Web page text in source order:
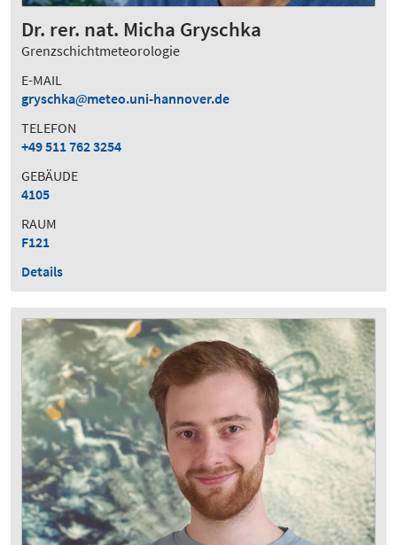
Dr. rer. nat. Micha Gryschka
Grenzschichtmeteorologie
E-MAIL
gryschka
meteo.uni-hannover.de
TELEFON
+49 511 762 3254
GEBÄUDE
4105
RAUM
F121
Details